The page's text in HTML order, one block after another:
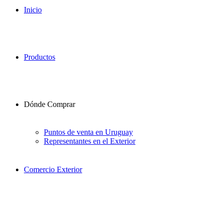
Inicio
Productos
Dónde Comprar
Puntos de venta en Uruguay
Representantes en el Exterior
Comercio Exterior